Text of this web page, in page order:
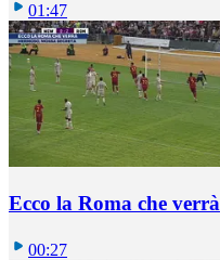
01:47
Ecco la Roma che verrà
00:27